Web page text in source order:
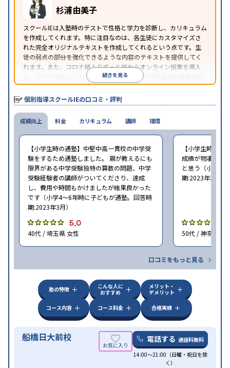
※2023年3月調査。小学校高学年の個別指導塾アンケート調査方法
杉浦由美子
スクールIEは入塾時のテストで性格と学力を診断し、カリキュラム
を作成してくれます。特に注目なのは、各生徒にカスタマイズさ
れた完全オリジナルテキストを作成してくれるという点です。生
徒の弱点の部分を強化できるような内容のテキストを提供してく
れます。また、コロナ禍よりずっと前からオンライン授業を導入
し、ノウハウもしっかりとしています。AIやICTの活用の先駆者的
な個別指導塾です。
続きを見る
個別指導スクールIEの口コミ・評判
成績向上
【小学生時の通塾】中堅中高一貫校の中学受
験をするため通塾しました。 親が教えるにも
限界がある中学受験独特の算数の問題、中学
受験経験者の講師がついてくださり、達成
し、費用や時間もかけましたが結果良かった
です（小学4〜6年時に子どもが通塾。回答時
期:2023年3月）
5.0
40代 / 埼玉県 女性
【小学生時の通
成績が物凄く悪
と思う（小学6
期:2023年3月）
50代 / 神奈川県
口コミをもっと見る
料金 カリキュラム 講師 環境
塾の特徴
こんな人に
おすすめ
メリット・
デメリット
コース内容
コース料金 合格実績
船橋日大前校 電話する 通話料無料
14:00〜21:00（日曜・祝日を除
く）